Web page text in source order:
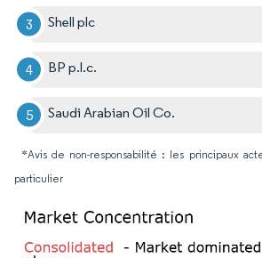
Shell plc
BP p.l.c.
Saudi Arabian Oil Co.
*Avis de non-responsabilité : les principaux
particulier